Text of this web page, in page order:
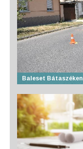
Baleset Bátaszéken